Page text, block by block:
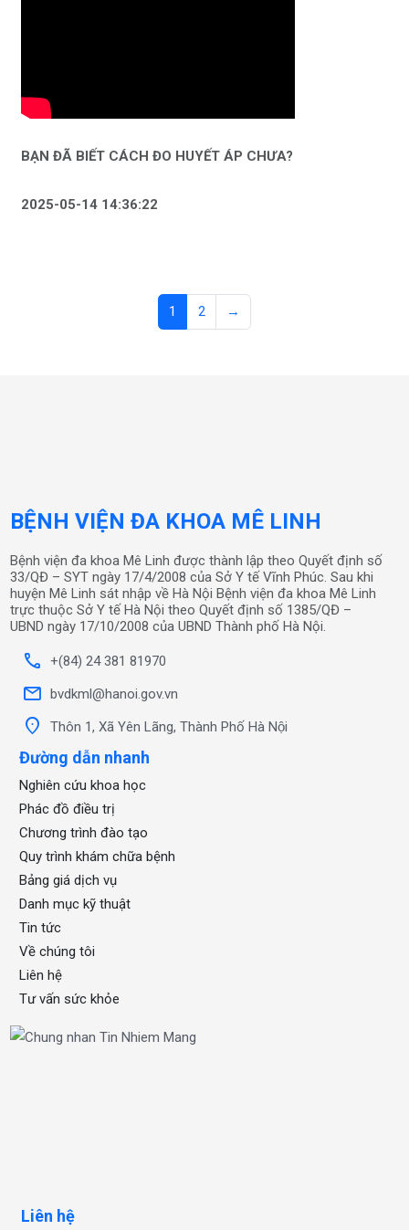
BẠN ĐÃ BIẾT CÁCH ĐO HUYẾT ÁP CHƯA?
2025-05-14 14:36:22
1 2 →
BỆNH VIỆN ĐA KHOA MÊ LINH
Bệnh viện đa khoa Mê Linh được thành lập theo Quyết định số
33/QĐ – SYT ngày 17/4/2008 của Sở Y tế Vĩnh Phúc. Sau khi
huyện Mê Linh sát nhập về Hà Nội Bệnh viện đa khoa Mê Linh
trực thuộc Sở Y tế Hà Nội theo Quyết định số 1385/QĐ –
UBND ngày 17/10/2008 của UBND Thành phố Hà Nội.
call +(84) 24 381 81970
mail bvdkml@hanoi.gov.vn
location_on Thôn 1, Xã Yên Lãng, Thành Phố Hà Nội
Đường dẫn nhanh
Nghiên cứu khoa học
Phác đồ điều trị
Chương trình đào tạo
Quy trình khám chữa bệnh
Bảng giá dịch vụ
Danh mục kỹ thuật
Tin tức
Về chúng tôi
Liên hệ
Tư vấn sức khỏe
Liên hệ